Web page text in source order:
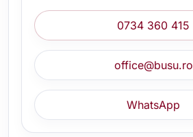
0734 360 415
office@busu.ro
WhatsApp